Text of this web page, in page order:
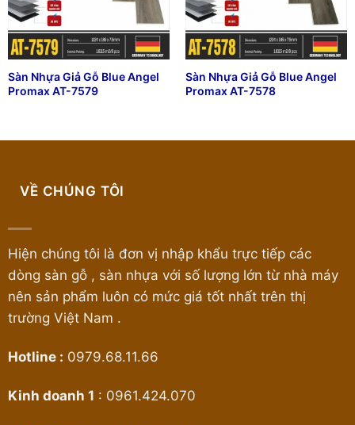
Sàn Nhựa Giả Gỗ Blue Angel
Promax AT-7579
Sàn Nhựa Giả Gỗ Blue Angel
Promax AT-7578
VỀ CHÚNG TÔI
Hiện chúng tôi là đơn vị nhập khẩu trực tiếp các
dòng sàn gỗ , sàn nhựa với số lượng lớn từ nhà máy
nên sản phẩm luôn có mức giá tốt nhất trên thị
trường Việt Nam .
Hotline : 0979.68.11.66
Kinh doanh 1 : 0961.424.070